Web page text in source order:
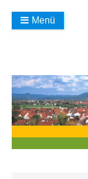
Menü